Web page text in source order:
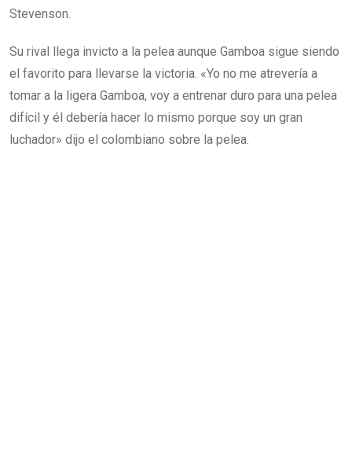
Stevenson.
Su rival llega invicto a la pelea aunque Gamboa sigue siendo
el favorito para llevarse la victoria. «Yo no me atrevería a
tomar a la ligera Gamboa, voy a entrenar duro para una pelea
difícil y él debería hacer lo mismo porque soy un gran
luchador» dijo el colombiano sobre la pelea.